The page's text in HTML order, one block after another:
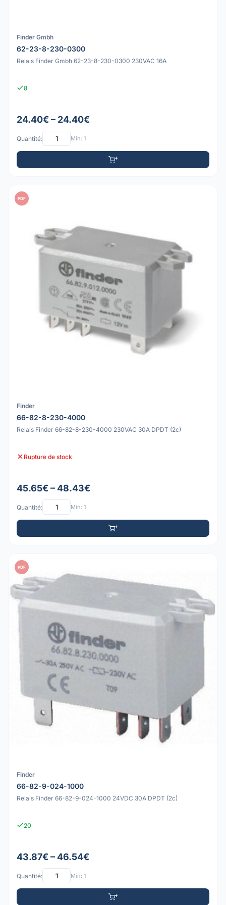
Finder Gmbh
62-23-8-230-0300
Relais Finder Gmbh 62-23-8-230-0300 230VAC 16A
8
24.40€ – 24.40€
Quantité: Min: 1
PDF
Finder
66-82-8-230-4000
Relais Finder 66-82-8-230-4000 230VAC 30A DPDT (2c)
Rupture de stock
45.65€ – 48.43€
Quantité: Min: 1
PDF
Finder
66-82-9-024-1000
Relais Finder 66-82-9-024-1000 24VDC 30A DPDT (2c)
20
43.87€ – 46.54€
Quantité: Min: 1